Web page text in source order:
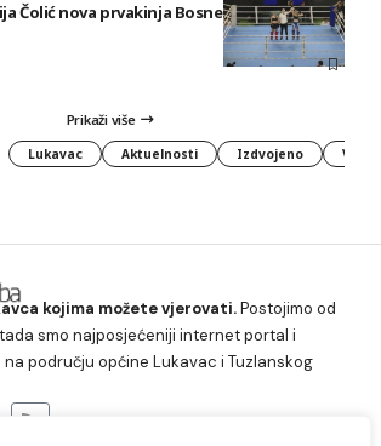
Čolić nova prvakinja Bosne i Hercegovine u
Prikaži više
Lukavac Aktuelnosti Izdvojeno
kojima možete vjerovati.Postojimo od
smo najposjećeniji internet portal i
području općine Lukavac i Tuzlanskog